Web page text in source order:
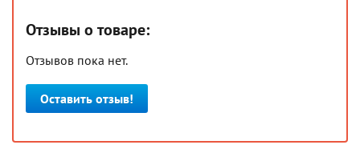
Отзывы о товаре:
Отзывов пока нет.
Оставить отзыв!